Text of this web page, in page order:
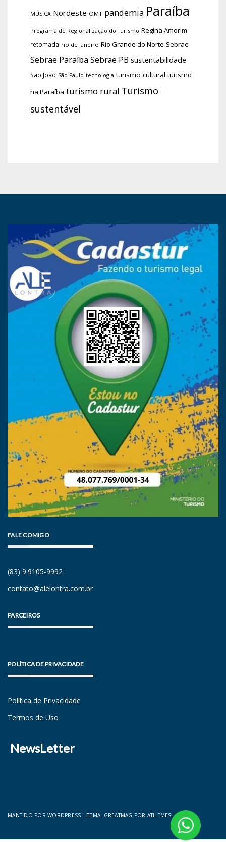
MÚSICA Nordeste OMT pandemia Paraíba
Programa de Regionalização do Turismo Regina Amorim
retomada rio de janeiro Rio Grande do Norte Sebrae
Sebrae Paraíba Sebrae PB sustentabilidade
São João São Paulo tecnologia turismo cultural turismo
na Paraíba turismo rural Turismo
sustentável
FALE COMIGO
(83) 9.9105-9992
contato@alelontra.com.br
PARCEIROS
POLÍTICA DE PRIVACIDADE
Política de Privacidade
Termos de Uso
NewsLetter
MANTIDO POR WORDPRESS |TEMA: GREATMAG POR ATHEMES.